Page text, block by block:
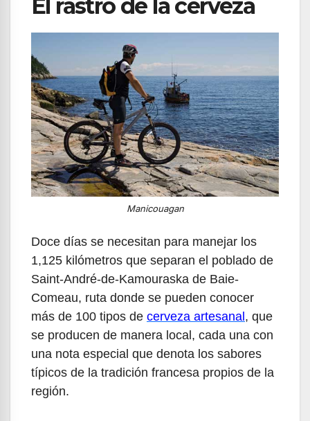
El rastro de la cerveza
Manicouagan
Doce días se necesitan para manejar los
1,125 kilómetros que separan el poblado de
Saint-André-de-Kamouraska de Baie-
Comeau, ruta donde se pueden conocer
más de 100 tipos de cerveza artesanal , que
se producen de manera local, cada una con
una nota especial que denota los sabores
típicos de la tradición francesa propios de la
región.